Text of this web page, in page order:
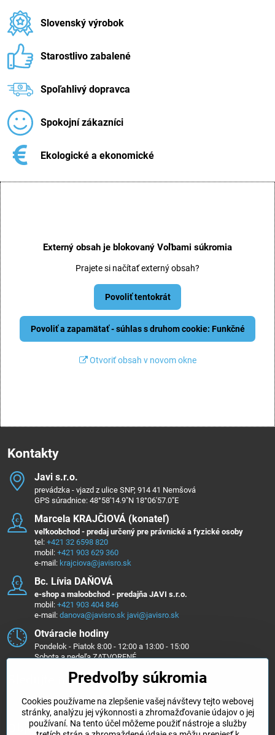
Slovenský výrobok
Starostlivo zabalené
Spoľahlivý dopravca
Spokojní zákazníci
Ekologické a ekonomické
Externý obsah je blokovaný Voľbami súkromia
Prajete si načítať externý obsah?
Povoliť tentokrát
Povoliť a zapamätať - súhlas s druhom cookie: Funkčné
Otvoriť obsah v novom okne
Kontakty
Javi s​.r​.o​.
prevádzka - vjazd z ulice SNP, 914 41 Nemšová
GPS súradnice: 48°58'14.9"N 18°06'57.0"E
Marcela KRAJČIOVÁ (konateľ)
veľkoobchod - predaj určený pre právnické a fyzické osoby
tel: +421 32 6598 820
mobil: +421 903 629 360
e-mail: krajciova@javisro.sk
Bc​. Lívia DAŇOVÁ
e-shop a maloobchod - predajňa JAVI s.r.o.
mobil: +421 903 404 846
e-mail: danova@javisro.sk javi@javisro.sk
Otváracie hodiny
Pondelok - Piatok 8:00 - 12:00 a 13:00 - 15:00
Sobota a nedeľa ZATVORENÉ
Sledujte nás na ...
Facebook Instagram
Objednávky
Predvoľby súkromia
Cookies používame na zlepšenie vašej návštevy tejto webovej
stránky, analýzu jej výkonnosti a zhromažďovanie údajov o jej
používaní. Na tento účel môžeme použiť nástroje a služby